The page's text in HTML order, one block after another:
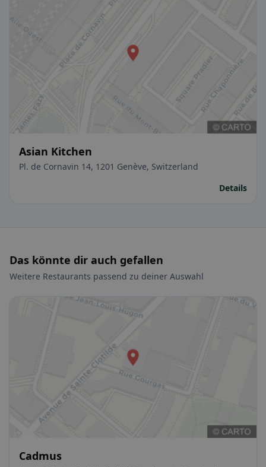
Asian Kitchen
Pl. de Cornavin 14, 1201 Genève, Switzerland
Details
Das könnte dir auch gefallen
Weitere Restaurants passend zu deiner Auswahl
Cadmus